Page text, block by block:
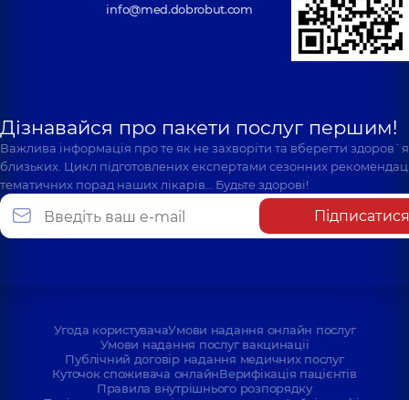
info@med.dobrobut.com
Дізнавайся про пакети послуг першим!
Важлива інформація про те як не захворіти та вберегти
близьких. Цикл підготовлених експертами сезонних
тематичних порад наших лікарів… Будьте здорові!
Підписатися
Угода користувачаУмови надання онлайн послуг
Умови надання послуг вакцинації
Публічний договір надання медичних послуг
Куточок споживача онлайнВерифікація пацієнтів
Правила внутрішнього розпорядку